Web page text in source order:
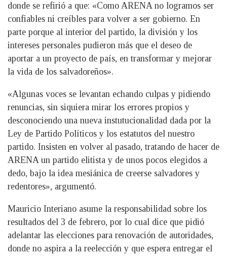
donde se refirió a que: «Como ARENA no logramos ser
confiables ni creíbles para volver a ser gobierno. En
parte porque al interior del partido, la división y los
intereses personales pudieron más que el deseo de
aportar a un proyecto de país, en transformar y mejorar
la vida de los salvadoreños».
«Algunas voces se levantan echando culpas y pidiendo
renuncias, sin siquiera mirar los errores propios y
desconociendo una nueva instutucionalidad dada por la
Ley de Partido Políticos y los estatutos del nuestro
partido. Insisten en volver al pasado, tratando de hacer de
ARENA un partido elitista y de unos pocos elegidos a
dedo, bajo la idea mesiánica de creerse salvadores y
redentores», argumentó.
Mauricio Interiano asume la responsabilidad sobre los
resultados del 3 de febrero, por lo cual dice que pidió
adelantar las elecciones para renovación de autoridades,
donde no aspira a la reelección y que espera entregar el